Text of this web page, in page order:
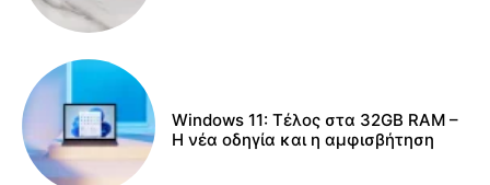
Windows 11: Τέλος στα 32GB RAM –
Η νέα οδηγία και η αμφισβήτηση